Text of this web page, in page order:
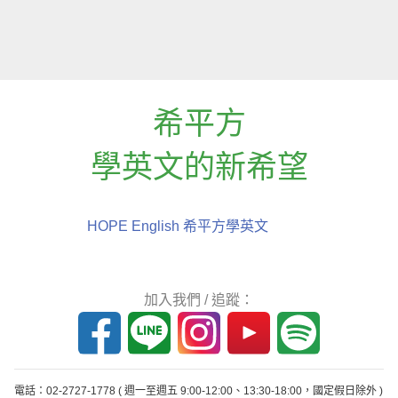
希平方
學英文的新希望
HOPE English 希平方學英文
加入我們 / 追蹤：
電話：02-2727-1778 ( 週一至週五 9:00-12:00、13:30-18:00，國定假日除外 )